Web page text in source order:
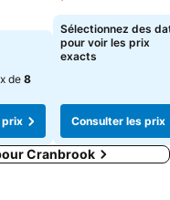
de 8
prix
Sélectionnez des
pour voir les prix
exacts
Consulter les prix
Cranbrook